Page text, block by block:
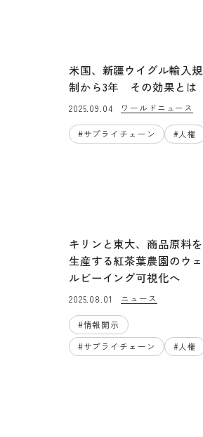
米国、新疆ウイグル輸入規
制から3年 その効果とは
2025.09.04 ワールドニュース
#サプライチェーン #人権
キリンと東大、商品原料を
生産する紅茶葉農園のウェ
ルビーイング可視化へ
2025.08.01 ニュース
#情報開示
#サプライチェーン #人権